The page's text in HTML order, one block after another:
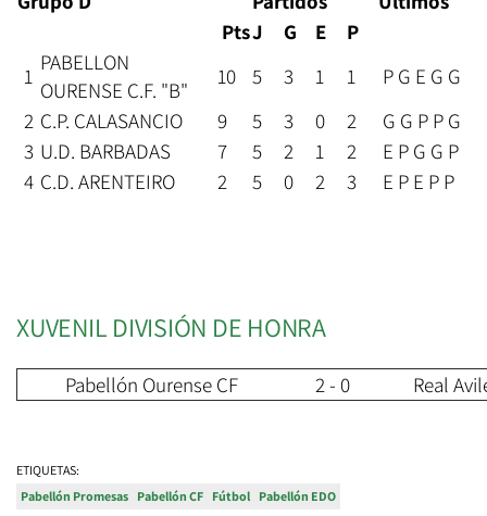
PtsJ G E
P
1
PABELLON
OURENSE C.F. "B"
10 5 3 1 1
P G E G G
2 C.P. CALASANCIO 9 5 3 0 2
G G P P G
3 U.D. BARBADAS 7 5 2 1 2
E P G G P
4 C.D. ARENTEIRO 2 5 0 2 3 E P E P P
XUVENIL DIVISIÓN DE HONRA
Pabellón Ourense CF 2 - 0 Real
ETIQUETAS:
Pabellón Promesas Pabellón CF Fútbol Pabellón EDO